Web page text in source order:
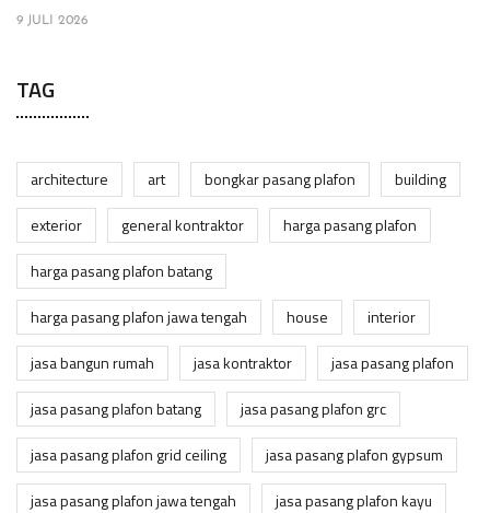
9 JULI 2026
TAG
architecture art bongkar pasang plafon
building
exterior
general kontraktor
harga pasang plafon
harga pasang plafon batang
harga pasang plafon jawa tengah
house
interior
jasa bangun rumah
jasa kontraktor
jasa pasang plafon
jasa pasang plafon batang
jasa pasang plafon grc
jasa pasang plafon grid ceiling
jasa pasang plafon gypsum
jasa pasang plafon jawa tengah
jasa pasang plafon kayu